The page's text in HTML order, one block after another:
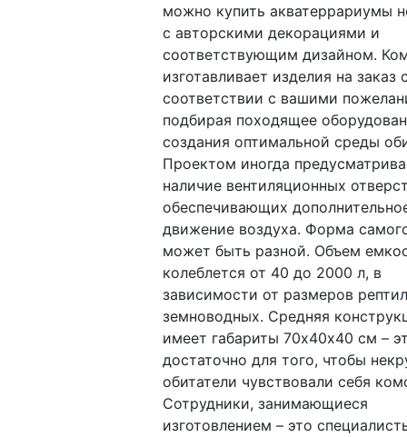
можно купить акватеррариумы
с авторскими декорациями и
соответствующим дизайном.
изготавливает изделия на заказ
соответствии с вашими
подбирая походящее
создания оптимальной среды
Проектом иногда
наличие вентиляционных
обеспечивающих
движение воздуха. Форма
может быть разной. Объем
колеблется от 40 до 2000 л, в
зависимости от размеров
земноводных. Средняя
имеет габариты 70х40х40 см –
достаточно для того, чтобы
обитатели чувствовали себя
Сотрудники, занимающиеся
изготовлением – это